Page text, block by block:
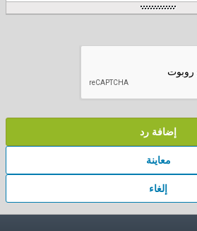
إضافة رد
معاينة
إلغاء